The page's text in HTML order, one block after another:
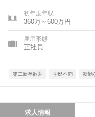
初年度年収
360万～600万円
雇用形態
正社員
第二新卒歓迎 学歴不問 転勤
求人情報